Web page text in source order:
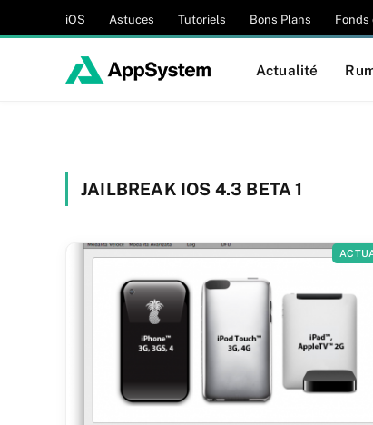
iOS Astuces Tutoriels Bons Plans Fonds
Actualité
JAILBREAK IOS 4.3 BETA 1